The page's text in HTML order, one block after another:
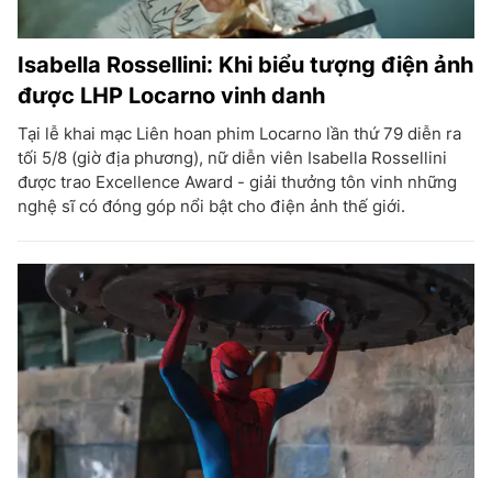
Isabella Rossellini: Khi biểu tượng điện ảnh
được LHP Locarno vinh danh
Tại lễ khai mạc Liên hoan phim Locarno lần thứ 79 diễn ra
tối 5/8 (giờ địa phương), nữ diễn viên Isabella Rossellini
được trao Excellence Award - giải thưởng tôn vinh những
nghệ sĩ có đóng góp nổi bật cho điện ảnh thế giới.